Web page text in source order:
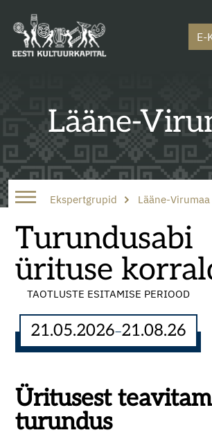
E-
Lääne-
Ekspertgrupid Lääne-Virumaa
Turundusabi
ürituse
TAOTLUSTE ESITAMISE PERIOOD
21.05.2026–21.08.26
Üritusest
turundus